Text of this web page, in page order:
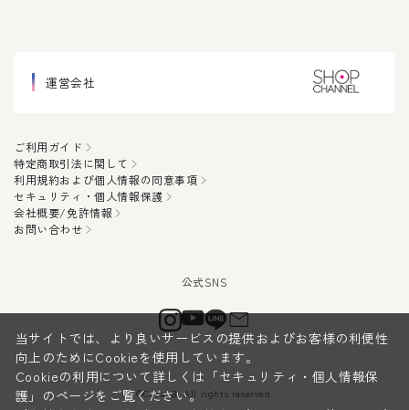
運営会社
ご利用ガイド
特定商取引法に関して
利用規約および個人情報の同意事項
セキュリティ・個人情報保護
会社概要/免許情報
お問い合わせ
©CanauBi All rights reserved.
当サイトでは、より良いサービスの提供およびお客様の利便性
向上のためにCookieを使用しています。
Cookieの利用について詳しくは 「セキュリティ・個人情報保
護」 のページをご覧ください。